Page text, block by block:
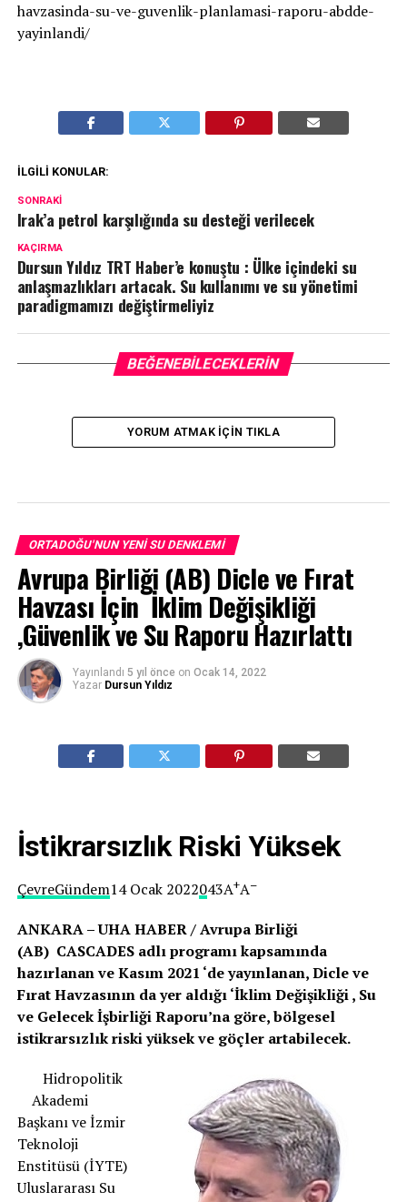
havzasinda-su-ve-guvenlik-planlamasi-raporu-abdde-
yayinlandi/
İLGILI KONULAR:
SONRAKI
Irak’a petrol karşılığında su desteği verilecek
KAÇIRMA
Dursun Yıldız TRT Haber’e konuştu : Ülke içindeki su
anlaşmazlıkları artacak. Su kullanımı ve su yönetimi
paradigmamızı değiştirmeliyiz
BEĞENEBILECEKLERIN
YORUM ATMAK IÇIN TIKLA
ORTADOĞU'NUN YENI SU DENKLEMI
Avrupa Birliği (AB) Dicle ve Fırat
Havzası İçin İklim Değişikliği
,Güvenlik ve Su Raporu Hazırlattı
Yayınlandı 5 yıl önce on Ocak 14, 2022
Yazar Dursun Yıldız
İstikrarsızlık Riski Yüksek
ÇevreGündem14 Ocak 2022043A+A–
ANKARA – UHA HABER / Avrupa Birliği
(AB) CASCADES adlı programı kapsamında
hazırlanan ve Kasım 2021 ‘de yayınlanan, Dicle ve
Fırat Havzasının da yer aldığı ‘İklim Değişikliği , Su
ve Gelecek İşbirliği Raporu’na göre, bölgesel
istikrarsızlık riski yüksek ve göçler artabilecek.
Hidropolitik
Akademi
Başkanı ve İzmir
Teknoloji
Enstitüsü (İYTE)
Uluslararası Su